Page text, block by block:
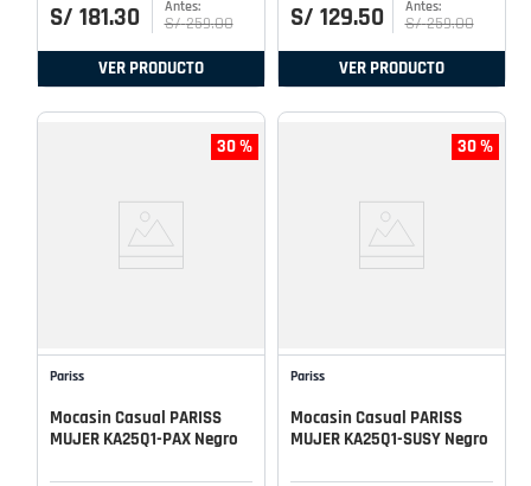
S/ 181.30 S/ 259.00
VER PRODUCTO
S/ 129.50 S/ 259.00
VER PRODUCTO
30 %
Pariss
Mocasin Casual PARISS
MUJER KA25Q1-PAX Negro
30 %
Pariss
Mocasin Casual PARISS
MUJER KA25Q1-SUSY Negro